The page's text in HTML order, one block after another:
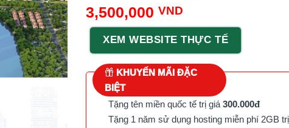
3,500,000 VND
XEM WEBSITE THỰC TẾ
KHUYẾN MÃI ĐẶC
BIỆT
Tặng tên miền quốc tế trị giá 300.000đ
Tặng 1 năm sử dụng hosting miễn phí 2GB